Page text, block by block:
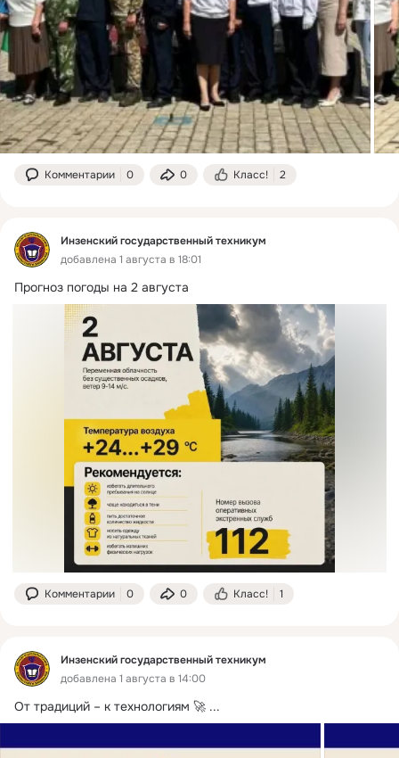
Комментарии 0 0 Класс! 2
Инзенский государственный техникум
добавлена 1 августа в 18:01
Прогноз погоды на 2 августа
Комментарии 0 0 Класс! 1
Инзенский государственный техникум
добавлена 1 августа в 14:00
От традиций – к технологиям 🚀 ...